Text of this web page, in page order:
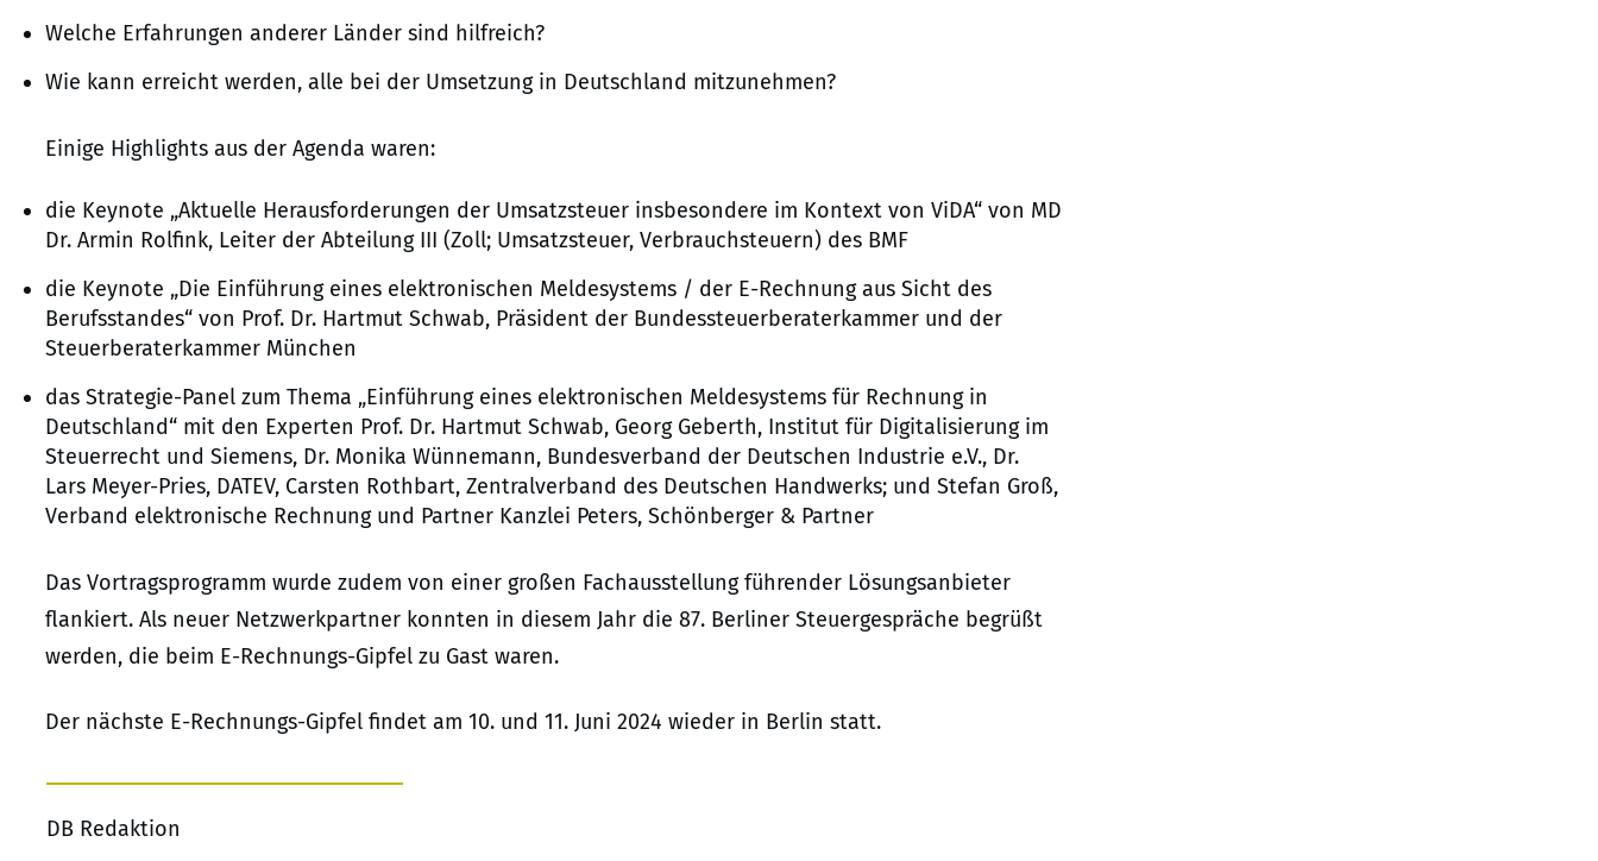
Welche Erfahrungen anderer Länder sind hilfreich?
Wie kann erreicht werden, alle bei der Umsetzung in Deutschland mitzunehmen?
Einige Highlights aus der Agenda waren:
die Keynote „Aktuelle Herausforderungen der Umsatzsteuer insbesondere im Kontext von ViDA“ von MD
Dr. Armin Rolfink, Leiter der Abteilung III (Zoll; Umsatzsteuer, Verbrauchsteuern) des BMF
die Keynote „Die Einführung eines elektronischen Meldesystems / der E-Rechnung aus Sicht des
Berufsstandes“ von Prof. Dr. Hartmut Schwab, Präsident der Bundessteuerberaterkammer und der
Steuerberaterkammer München
das Strategie-Panel zum Thema „Einführung eines elektronischen Meldesystems für Rechnung in
Deutschland“ mit den Experten Prof. Dr. Hartmut Schwab, Georg Geberth, Institut für Digitalisierung im
Steuerrecht und Siemens, Dr. Monika Wünnemann, Bundesverband der Deutschen Industrie e.V., Dr.
Lars Meyer-Pries, DATEV, Carsten Rothbart, Zentralverband des Deutschen Handwerks; und Stefan Groß,
Verband elektronische Rechnung und Partner Kanzlei Peters, Schönberger & Partner
Das Vortragsprogramm wurde zudem von einer großen Fachausstellung führender Lösungsanbieter
flankiert. Als neuer Netzwerkpartner konnten in diesem Jahr die 87. Berliner Steuergespräche begrüßt
werden, die beim E-Rechnungs-Gipfel zu Gast waren.
Der nächste E-Rechnungs-Gipfel findet am 10. und 11. Juni 2024 wieder in Berlin statt.
DB Redaktion